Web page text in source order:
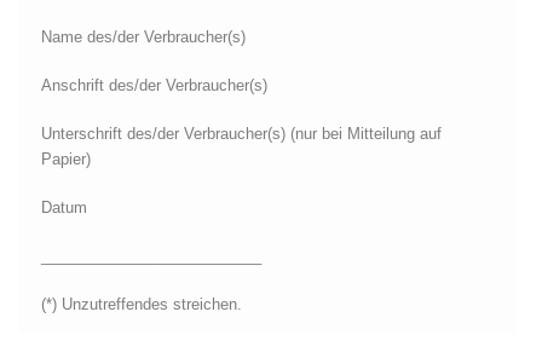
Name des/der Verbraucher(s)
Anschrift des/der Verbraucher(s)
Unterschrift des/der Verbraucher(s) (nur bei Mitteilung auf
Papier)
Datum
(*) Unzutreffendes streichen.